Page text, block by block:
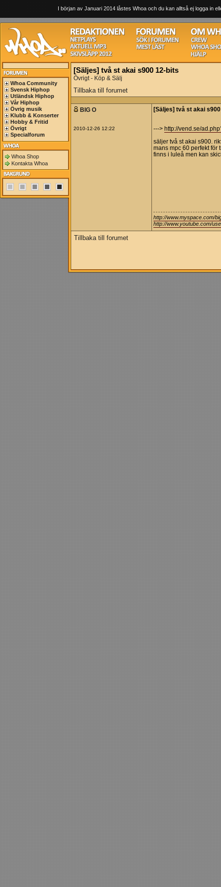
I början av Januari 2014 låstes Whoa och du kan alltså ej logga in
Whoa Community
Svensk Hiphop
Utländsk Hiphop
Vår Hiphop
Övrig musik
Klubb & Konserter
Hobby & Fritid
Övrigt
Specialforum
Whoa Shop
Kontakta Whoa
[Säljes] två st akai s900 12-bits
Övrigt - Köp & Sälj
Tillbaka till forumet
BIG O
2010-12-26 12:22
[Säljes] två st akai
---> http://vend.se/
säljer två st akai s900.
mans mpc 60 perfekt för
finns i luleå men kan
http://www.myspace.com/
http://www.youtube.com/
Tillbaka till forumet